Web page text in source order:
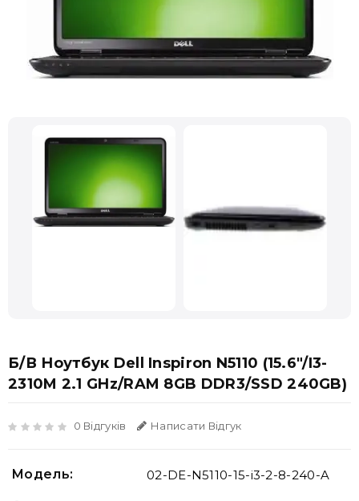
Б/В Ноутбук Dell Inspiron N5110 (15.6"/i3-
2310M 2.1 GHz/RAM 8GB DDR3/SSD 240GB)
0 Відгуків Написати Відгук
Модель: 02-DE-N5110-15-i3-2-8-240-A